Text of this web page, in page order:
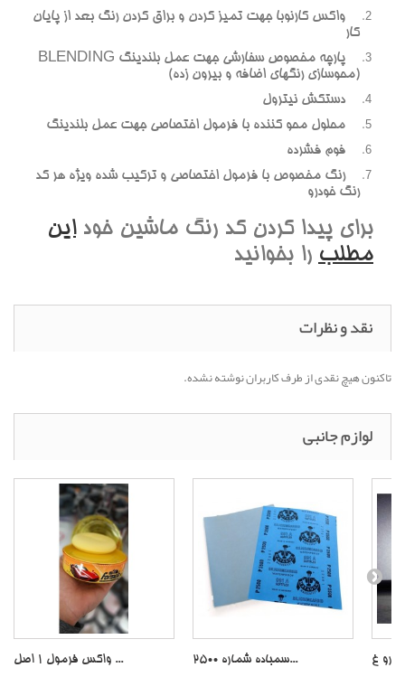
واکس کارنوبا جهت تمیز کردن و براق کردن رنگ بعد از پایان
کار
پارچه مخصوص سفارشی جهت عمل بلندینگ BLENDING
(محوسازی رنگهای اضافه و بیرون زده)
دستکش نیترول
محلول محو کننده با فرمول اختصاصی جهت عمل بلندینگ
فوم فشرده
رنگ مخصوص با فرمول اختصاصی و ترکیب شده ویژه هر کد
رنگ خودرو
برای پیدا کردن کد رنگ ماشین خوداین
مطلب را بخوانید
نقد و نظرات
تاکنون هیچ نقدی از طرف کاربران نوشته نشده.
لوازم جانبی
واکس فرمول 1 اصل ... سمباده شماره 2500...